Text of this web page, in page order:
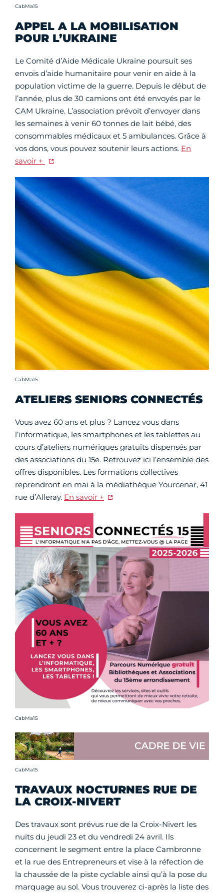
Crédit photo :
CabMa15
APPEL A LA MOBILISATION
POUR L’UKRAINE
Le Comité d’Aide Médicale Ukraine poursuit ses
envois d’aide humanitaire pour venir en aide à la
population victime de la guerre. Depuis le début de
l’année, plus de 30 camions ont été envoyés par le
CAM Ukraine. L’association prévoit d’envoyer dans
les semaines à venir 60 tonnes de lait bébé, des
consommables médicaux et 5 ambulances. Grâce à
vos dons, vous pouvez soutenir leurs actions. En
savoir +
Crédit photo :
CabMa15
ATELIERS SENIORS CONNECTÉS
Vous avez 60 ans et plus ? Lancez vous dans
l’informatique, les smartphones et les tablettes au
cours d’ateliers numériques gratuits dispensés par
des associations du 15e. Retrouvez ici l’ensemble des
offres disponibles. Les formations collectives
reprendront en mai à la médiathèque Yourcenar, 41
rue d’Alleray. En savoir +
Crédit photo :
CabMa15
Crédit photo :
CabMa15
TRAVAUX NOCTURNES RUE DE
LA CROIX-NIVERT
Des travaux sont prévus rue de la Croix-Nivert les
nuits du jeudi 23 et du vendredi 24 avril. Ils
concernent le segment entre la place Cambronne
et la rue des Entrepreneurs et vise à la réfection de
la chaussée de la piste cyclable ainsi qu’à la pose du
marquage au sol. Vous trouverez ci-après la liste des